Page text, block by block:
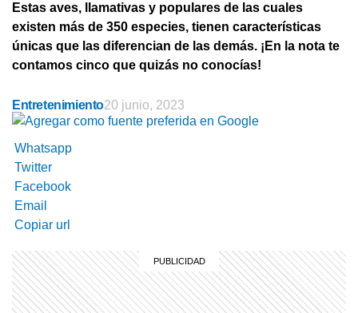
Estas aves, llamativas y populares de las cuales
existen más de 350 especies, tienen características
únicas que las diferencian de las demás. ¡En la nota te
contamos cinco que quizás no conocías!
Entretenimiento20 junio, 2023
Whatsapp
Twitter
Facebook
Email
Copiar url